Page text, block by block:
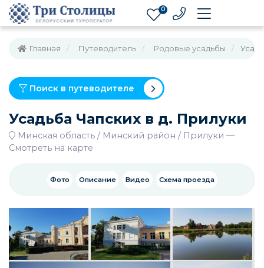
0
Главная Путеводитель Родовые усадьбы
Поиск в путеводителе
Усадьба Чапских в д. Прилуки
Минская область Минский район Прилуки —
Смотреть на карте
Фото Описание Видео Схема проезда